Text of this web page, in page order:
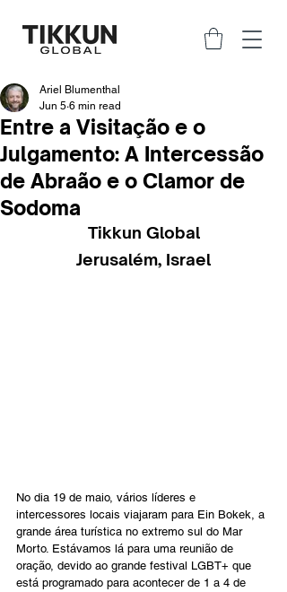
Entre a Visitação e o
Julgamento: A Intercessão
de Abraão e o Clamor de
Sodoma
Ariel Blumenthal
Jun 5 6 min read
Tikkun Global
Jerusalém, Israel
No dia 19 de maio, vários líderes e
intercessores locais viajaram para Ein Bokek, a
grande área turística no extremo sul do Mar
Morto. Estávamos lá para uma reunião de
oração, devido ao grande festival LGBT+ que
está programado para acontecer de 1 a 4 de